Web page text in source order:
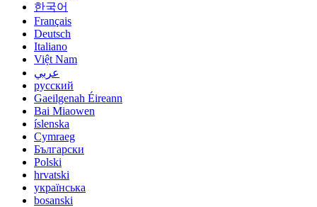
한국어
Français
Deutsch
Italiano
Việt Nam
عربي
русский
Gaeilgenah Éireann
Bai Miaowen
íslenska
Cymraeg
Български
Polski
hrvatski
українська
bosanski